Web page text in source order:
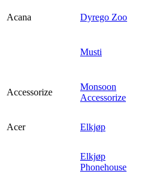
Acana Dyrego Zoo
Musti
Accessorize
Monsoon
Accessorize
Acer
Elkjøp
Elkjøp
Phonehouse